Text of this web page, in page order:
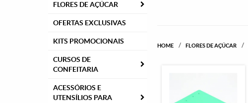
FLORES DE AÇÚCAR
OFERTAS EXCLUSIVAS
KITS PROMOCIONAIS
CURSOS DE
CONFEITARIA
ACESSÓRIOS E
UTENSÍLIOS PARA
HOME FLORES DE AÇÚCAR